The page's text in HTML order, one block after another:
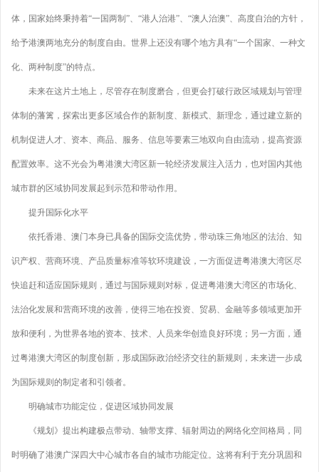
体，国家始终秉持着“一国两制”、“港人治港”、“澳人治澳”、高度自治的方针，
给予港澳两地充分的制度自由。世界上还没有哪个地方具有“一个国家、一种文
化、两种制度”的特点。
未来在这片土地上，尽管存在制度磨合，但更会打破行政区域规划与管理
体制的藩篱，探索出更多区域合作的新制度、新模式、新理念，通过建立新的
机制促进人才、资本、商品、服务、信息等要素三地双向自由流动，提高资源
配置效率。这不光会为粤港澳大湾区新一轮经济发展注入活力，也对国内其他
城市群的区域协同发展起到示范和带动作用。
提升国际化水平
依托香港、澳门本身已具备的国际交流优势，带动珠三角地区的法治、知
识产权、营商环境、产品质量标准等软环境建设，一方面促进粤港澳大湾区尽
快追赶和适应国际规则，通过与国际规则对标，促进粤港澳大湾区的市场化、
法治化发展和营商环境的改善，使得三地在投资、贸易、金融等多领域更加开
放和便利，为世界各地的资本、技术、人员来华创造良好环境；另一方面，通
过粤港澳大湾区的制度创新，形成国际政治经济交往的新规则，未来进一步成
为国际规则的制定者和引领者。
明确城市功能定位，促进区域协同发展
《规划》提出构建极点带动、轴带支撑、辐射周边的网络化空间格局，同
时明确了港澳广深四大中心城市各自的城市功能定位。这将有利于充分巩固和